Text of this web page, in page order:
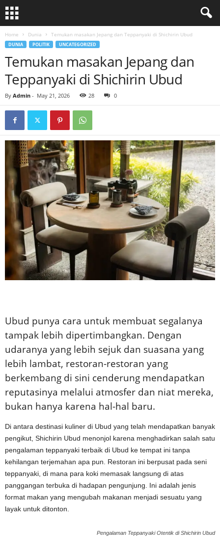
Home Dunia Temukan masakan Jepang dan Teppanyaki di Shichirin Ubud
DUNIA POLITIK UNCATEGORIZED
Temukan masakan Jepang dan
Teppanyaki di Shichirin Ubud
By Admin - May 21, 2026 28 0
Ubud punya cara untuk membuat segalanya
tampak lebih dipertimbangkan. Dengan
udaranya yang lebih sejuk dan suasana yang
lebih lambat, restoran-restoran yang
berkembang di sini cenderung mendapatkan
reputasinya melalui atmosfer dan niat mereka,
bukan hanya karena hal-hal baru.
Di antara destinasi kuliner di Ubud yang telah mendapatkan banyak
pengikut, Shichirin Ubud menonjol karena menghadirkan salah satu
pengalaman teppanyaki terbaik di Ubud ke tempat ini tanpa
kehilangan terjemahan apa pun. Restoran ini berpusat pada seni
teppanyaki, di mana para koki memasak langsung di atas
panggangan terbuka di hadapan pengunjung. Ini adalah jenis
format makan yang mengubah makanan menjadi sesuatu yang
layak untuk ditonton.
Pengalaman Teppanyaki Otentik di Shichirin Ubud